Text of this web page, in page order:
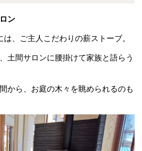
ロン
、ご主人こだわりの薪ストーブ。
土間サロンに腰掛けて家族と語らう
から、お庭の木々を眺められるのも